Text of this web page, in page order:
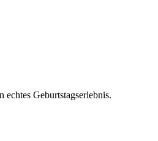
Geburtstagserlebnis.